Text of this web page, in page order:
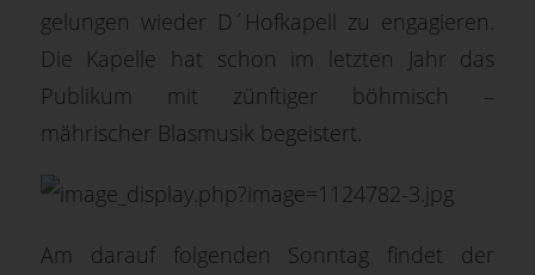
gelungen wieder D´Hofkapell zu engagieren.
Die Kapelle hat schon im letzten Jahr das
Publikum mit zünftiger böhmisch –
mährischer Blasmusik begeistert.
Am darauf folgenden Sonntag findet der